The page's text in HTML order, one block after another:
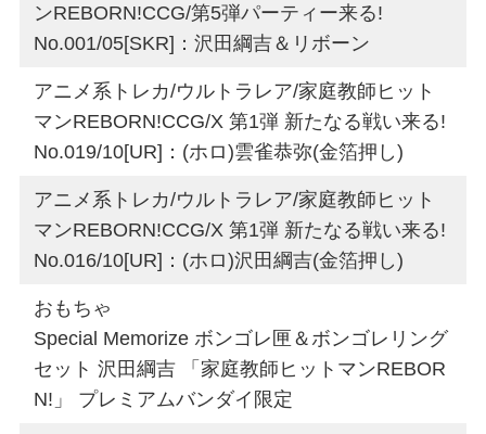
ンREBORN!CCG/第5弾パーティー来る!
No.001/05[SKR]：沢田綱吉＆リボーン
アニメ系トレカ/ウルトラレア/家庭教師ヒット
マンREBORN!CCG/X 第1弾 新たなる戦い来る!
No.019/10[UR]：(ホロ)雲雀恭弥(金箔押し)
アニメ系トレカ/ウルトラレア/家庭教師ヒット
マンREBORN!CCG/X 第1弾 新たなる戦い来る!
No.016/10[UR]：(ホロ)沢田綱吉(金箔押し)
おもちゃ
Special Memorize ボンゴレ匣＆ボンゴレリング
セット 沢田綱吉 「家庭教師ヒットマンREBOR
N!」 プレミアムバンダイ限定